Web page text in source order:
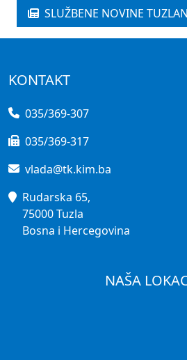
SLUŽBENE NOVINE
KONTAKT
035/369-307
035/369-317
vlada@tk.kim.ba
Rudarska 65,
75000 Tuzla
Bosna i Hercegovina
NAŠA